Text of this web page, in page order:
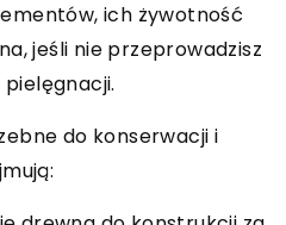
ich żywotność
jeśli nie przeprowadzisz
do konserwacji i